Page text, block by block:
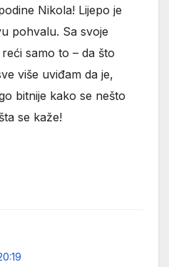
Nikola! Lijepo je
pohvalu. Sa svoje
samo to – da što
više uviđam da je,
bitnije kako se nešto
se kaže!